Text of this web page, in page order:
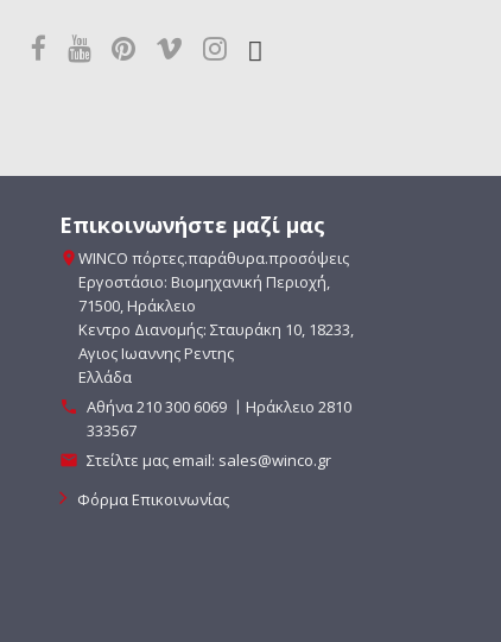
Επικοινωνήστε μαζί μας
WINCO πόρτες.παράθυρα.προσόψεις
Εργοστάσιο: Βιομηχανική Περιοχ΄ή,
71500, Ηράκλειο
Κεντρο Διανομής: Σταυράκη 10, 18233,
Αγιος Ιωαννης Ρεντης
Ελλάδα
 Αθήνα210 300 6069〡Ηράκλειο 2810
333567
 Στείλτε μας email: sales@winco.gr
Φόρμα Επικοινωνίας